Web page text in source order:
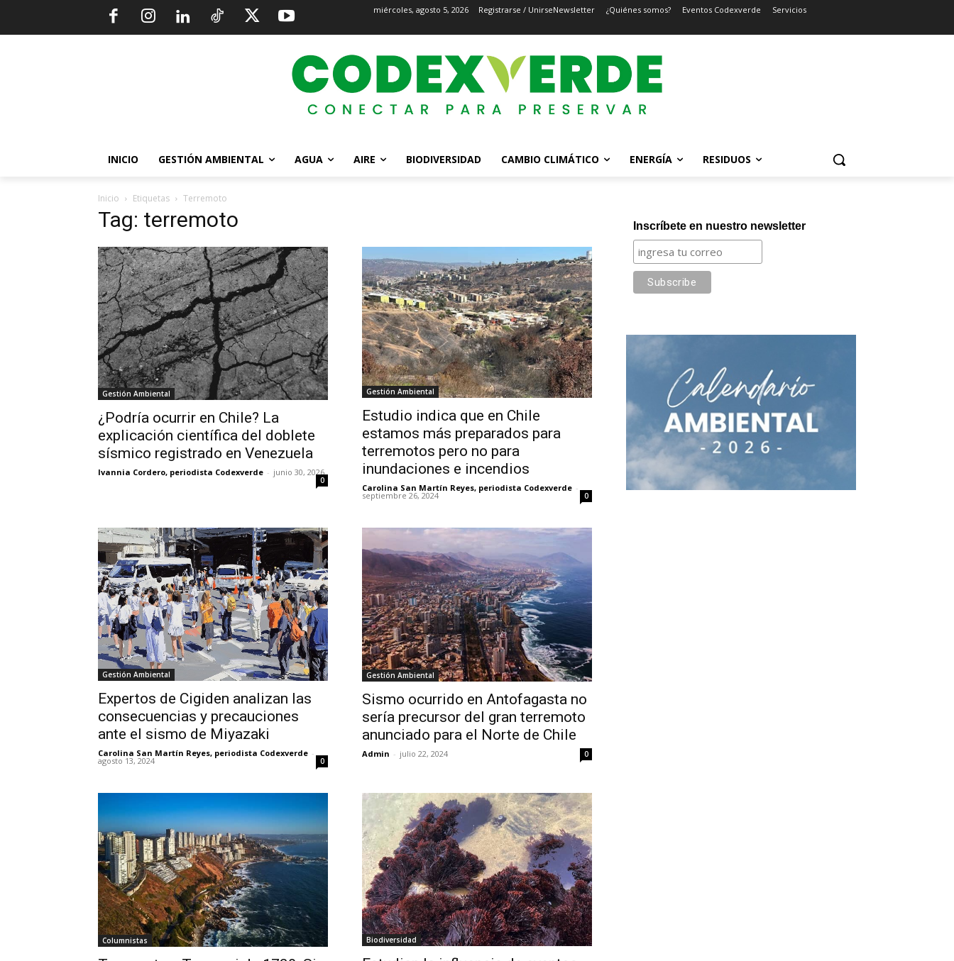
miércoles, agosto 5, 2026 Registrarse / UnirseNewsletter ¿Quiénes somos? Eventos Codexverde Servicios
INICIO GESTIÓN AMBIENTAL AGUA AIRE BIODIVERSIDAD CAMBIO CLIMÁTICO ENERGÍA RESIDUOS
Inicio Etiquetas Terremoto
Tag: terremoto
Gestión Ambiental
¿Podría ocurrir en Chile? La
explicación científica del doblete
sísmico registrado en Venezuela
Ivannia Cordero, periodista Codexverde - junio 30, 2026
0
Gestión Ambiental
Estudio indica que en Chile
estamos más preparados para
terremotos pero no para
inundaciones e incendios
Carolina San Martín Reyes, periodista Codexverde -
septiembre 26, 2024 0
Gestión Ambiental
Expertos de Cigiden analizan las
consecuencias y precauciones
ante el sismo de Miyazaki
Carolina San Martín Reyes, periodista Codexverde -
agosto 13, 2024 0
Gestión Ambiental
Sismo ocurrido en Antofagasta no
sería precursor del gran terremoto
anunciado para el Norte de Chile
Admin - julio 22, 2024 0
Columnistas Biodiversidad
Inscríbete en nuestro newsletter